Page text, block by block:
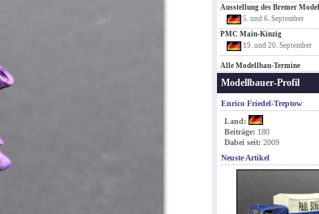
Ausstellung des Bremer
5. und 6. September
PMC Main-Kinzig
19. und 20. September
Alle Modellbau-Termine
Modellbauer-Profil
Enrico Friedel-Treptow
Land:
Beiträge: 180
Dabei seit: 2009
Neuste Artikel